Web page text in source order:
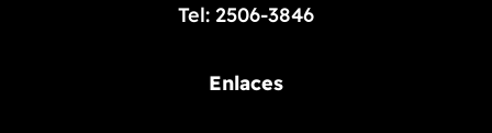
Tel: 2506-3846
Enlaces